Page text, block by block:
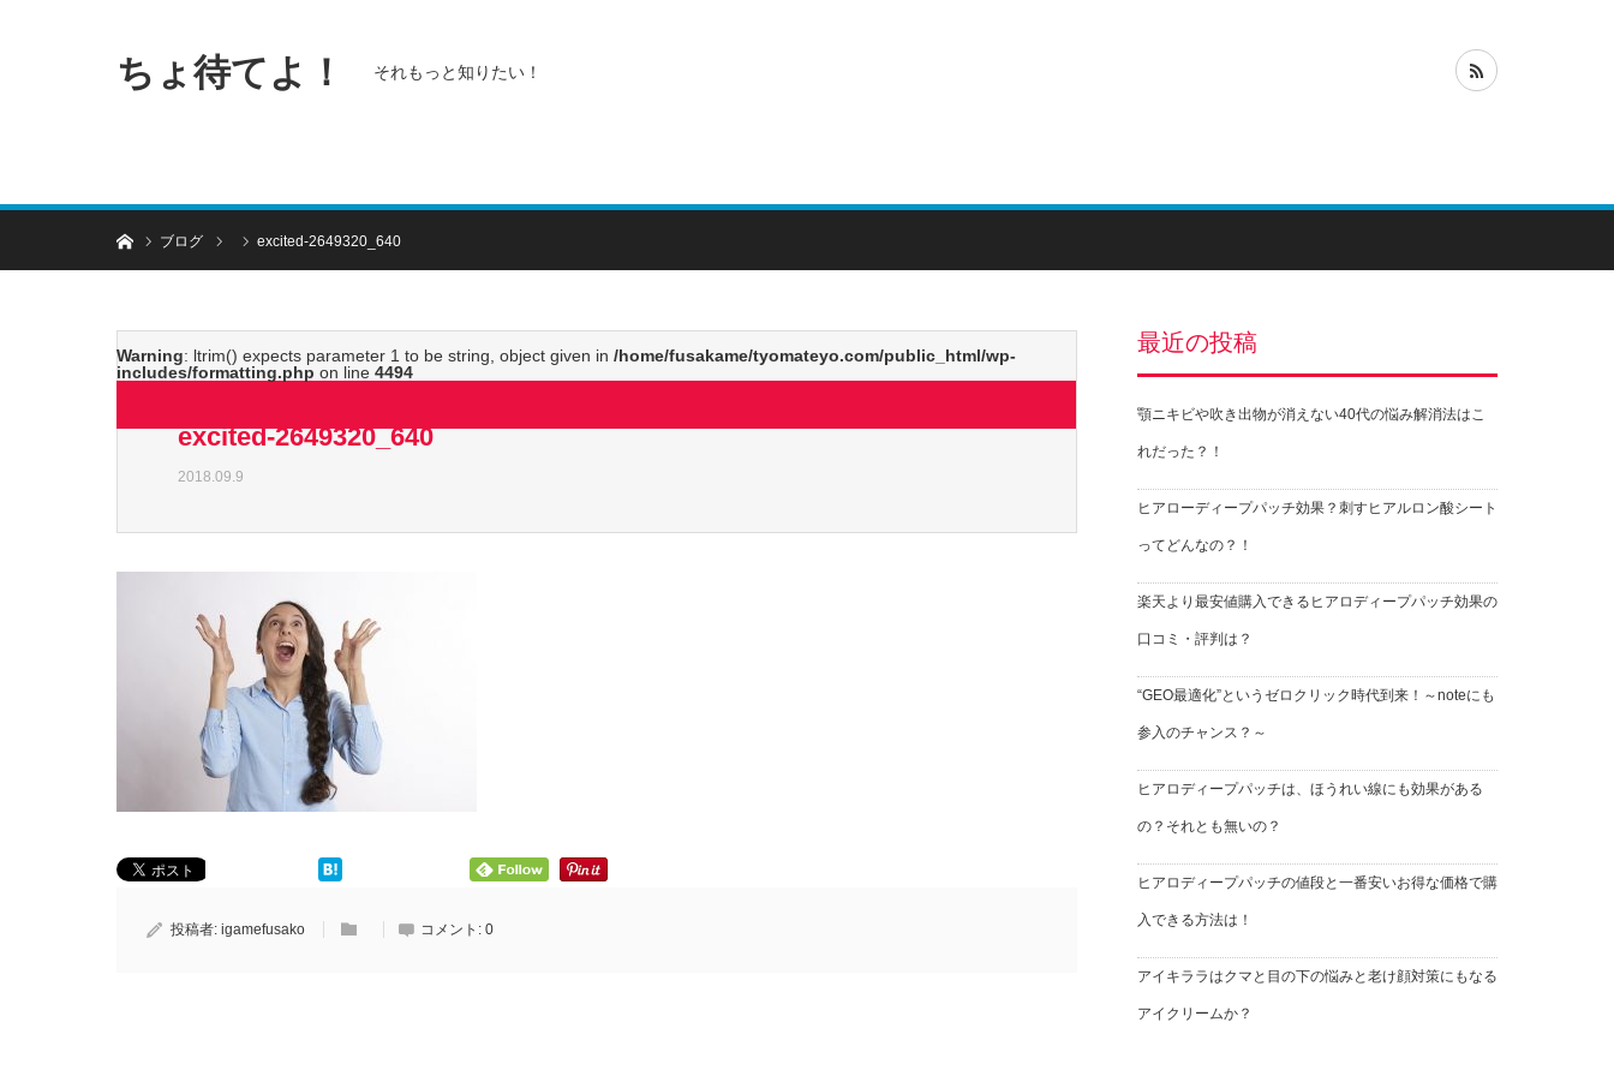
ちょ待てよ！ それもっと知りたい！
ホームブログ excited-2649320_640
Warning: ltrim() expects parameter 1 to be string, object given in /home/fusakame/tyomateyo.com/public_html/wp-
includes/formatting.php on line 4494
excited-2649320_640
2018.09.9
投稿者: igamefusako コメント: 0
最近の投稿
顎ニキビや吹き出物が消えない40代の悩み解消法はこ
れだった？！
ヒアローディープパッチ効果？刺すヒアルロン酸シート
ってどんなの？！
楽天より最安値購入できるヒアロディープパッチ効果の
口コミ・評判は？
“GEO最適化”というゼロクリック時代到来！～noteにも
参入のチャンス？～
ヒアロディープパッチは、ほうれい線にも効果がある
の？それとも無いの？
ヒアロディープパッチの値段と一番安いお得な価格で購
入できる方法は！
アイキララはクマと目の下の悩みと老け顔対策にもなる
アイクリームか？